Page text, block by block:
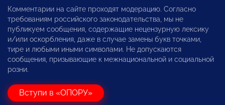
Комментарии на сайте проходят модерацию. Согласно
требованиям российского законодательства, мы не
публикуем сообщения, содержащие нецензурную лексику
и/или оскорбления, даже в случае замены букв точками,
тире и любыми иными символами. Не допускаются
сообщения, призывающие к межнациональной и социальной
розни.
Вступи в «ОПОРУ»